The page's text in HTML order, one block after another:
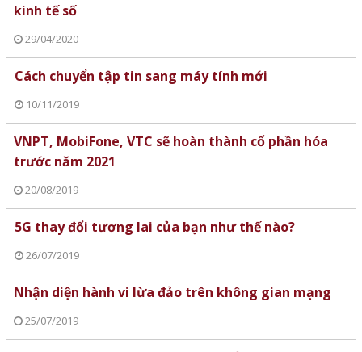
kinh tế số
29/04/2020
Cách chuyển tập tin sang máy tính mới
10/11/2019
VNPT, MobiFone, VTC sẽ hoàn thành cổ phần hóa
trước năm 2021
20/08/2019
5G thay đổi tương lai của bạn như thế nào?
26/07/2019
Nhận diện hành vi lừa đảo trên không gian mạng
25/07/2019